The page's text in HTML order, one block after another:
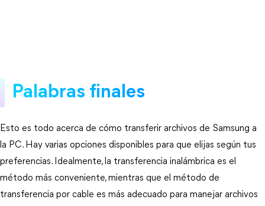
Palabras finales
Esto es todo acerca de cómo transferir archivos de Samsung a
la PC. Hay varias opciones disponibles para que elijas según tus
preferencias. Idealmente, la transferencia inalámbrica es el
método más conveniente, mientras que el método de
transferencia por cable es más adecuado para manejar archivos